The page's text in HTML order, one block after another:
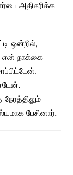
அதிகரிக்க
ஒன்றில்,
என் நாக்கை
நேரத்திலும்
பேசினார்.